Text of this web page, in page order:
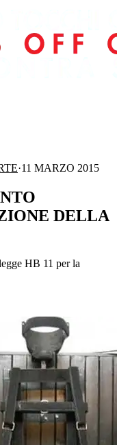
·11 MARZO 2015
DELLA
HB 11 per la